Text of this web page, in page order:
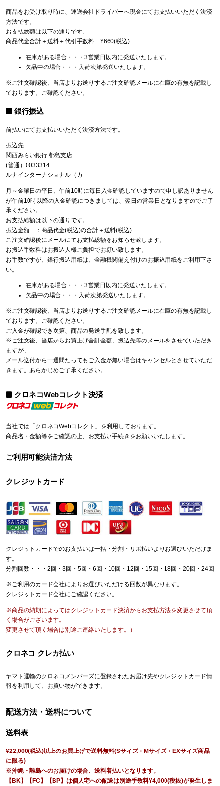
商品をお受け取り時に、運送会社ドライバーへ現金にてお支払いいただく決済
方法です。
お支払総額は以下の通りです。
商品代金合計＋送料＋代引手数料 ¥660(税込)
在庫がある場合・・・3営業日以内に発送いたします。
欠品中の場合・・・入荷次第発送いたします。
※ご注文確認後、当店よりお送りするご注文確認メールに在庫の有無を記載し
ております。ご確認ください。
銀行振込
前払いにてお支払いいただく決済方法です。
振込先
関西みらい銀行 都島支店
(普通）0033314
ルナインターナショナル（カ
月～金曜日の平日、午前10時に毎日入金確認していますので申し訳ありません
が午前10時以降の入金確認につきましては、翌日の営業日となりますのでご了
承ください。
お支払総額は以下の通りです。
振込金額 ：商品代金(税込)の合計＋送料(税込)
ご注文確認後にメールにてお支払総額をお知らせ致します。
お振込手数料はお振込人様ご負担でお願い致します。
お手数ですが、銀行振込用紙は、金融機関備え付けのお振込用紙をご利用下さ
い。
在庫がある場合・・・3営業日以内に発送いたします。
欠品中の場合・・・入荷次第発送いたします。
※ご注文確認後、当店よりお送りするご注文確認メールに在庫の有無を記載し
ております。ご確認ください。
ご入金が確認でき次第、商品の発送手配を致します。
※ご注文後、当店からお買上げ合計金額、振込先等のメールをさせていただき
ますが、
メール送付から一週間たってもご入金が無い場合はキャンセルとさせていただ
きます。あらかじめご了承ください。
クロネコWebコレクト決済
当社では「クロネコWebコレクト」を利用しております。
商品名・金額等をご確認の上、お支払い手続きをお願いいたします。
ご利用可能決済方法
クレジットカード
クレジットカードでのお支払いは一括・分割・リボ払いよりお選びいただけま
す。
分割回数・・・2回・3回・5回・6回・10回・12回・15回・18回・20回・24回
※ご利用のカード会社によりお選びいただける回数が異なります。
クレジットカード会社にご確認ください。
※商品の納期によってはクレジットカード決済からお支払方法を変更させて頂
く場合がございます。
変更させて頂く場合は別途ご連絡いたします。）
クロネコ クレカ払い
ヤマト運輸のクロネコメンバーズに登録されたお届け先やクレジットカード情
報を利用して、お買い物ができます。
配送方法・送料について
送料表
¥22,000(税込)以上のお買上げで送料無料(Sサイズ・Mサイズ・EXサイズ商品
に限る)
※沖縄・離島へのお届けの場合、送料着払いとなります。
【BK】【FC】【BP】は個人宅への配送は別途手数料¥4,000(税抜)が発生しま